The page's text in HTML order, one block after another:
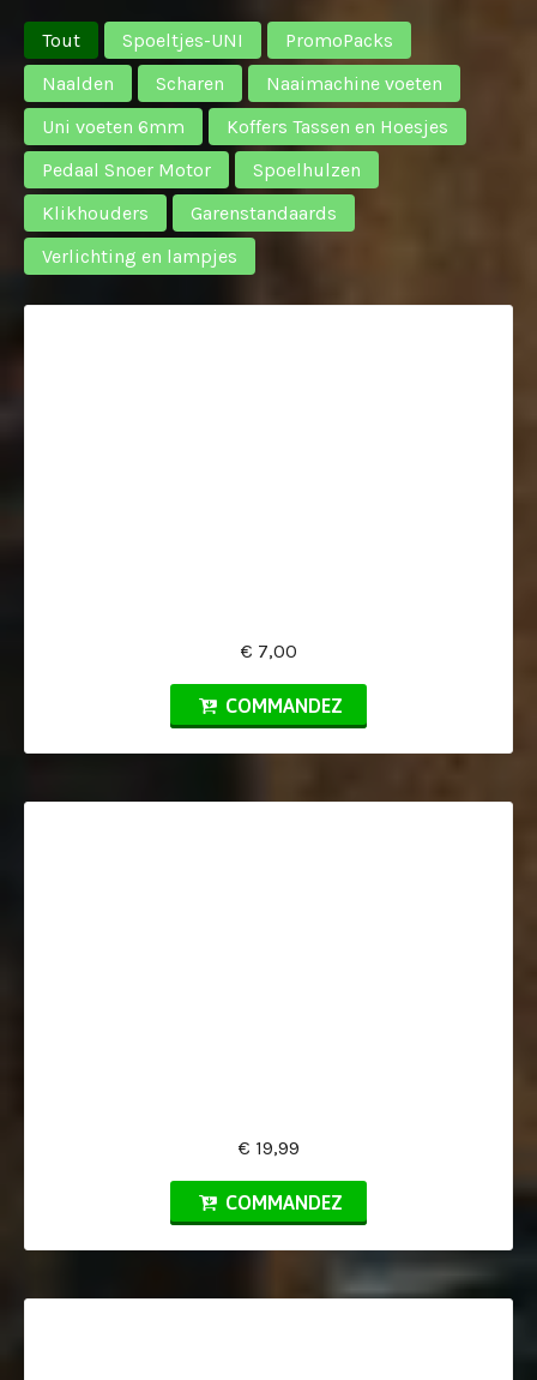
Tout Spoeltjes-UNI
PromoPacks
Naalden
Scharen
Naaimachine voeten
Uni voeten 6mm
Koffers Tassen en Hoesjes
Pedaal Snoer Motor
Spoelhulzen
Klikhouders
Garenstandaards
Verlichting en lampjes
€ 7,00
COMMANDEZ
€ 19,99
COMMANDEZ